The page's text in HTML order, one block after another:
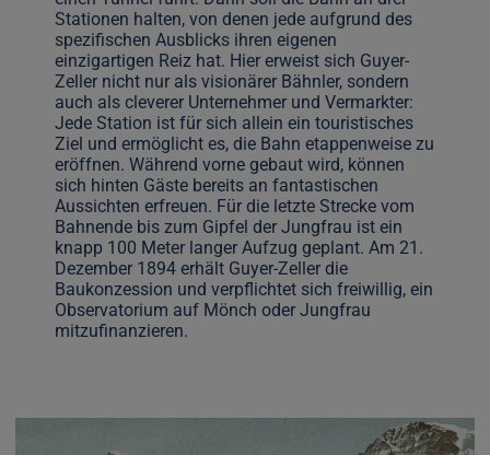
Stationen halten, von denen jede aufgrund des
spezifischen Ausblicks ihren eigenen
einzigartigen Reiz hat. Hier erweist sich Guyer-
Zeller nicht nur als visionärer Bähnler, sondern
auch als cleverer Unternehmer und Vermarkter:
Jede Station ist für sich allein ein touristisches
Ziel und ermöglicht es, die Bahn etappenweise zu
eröffnen. Während vorne gebaut wird, können
sich hinten Gäste bereits an fantastischen
Aussichten erfreuen. Für die letzte Strecke vom
Bahnende bis zum Gipfel der Jungfrau ist ein
knapp 100 Meter langer Aufzug geplant. Am 21.
Dezember 1894 erhält Guyer-Zeller die
Baukonzession und verpflichtet sich freiwillig, ein
Observatorium auf Mönch oder Jungfrau
mitzufinanzieren.